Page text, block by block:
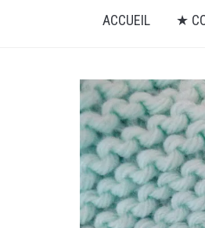
ACCUEIL ★